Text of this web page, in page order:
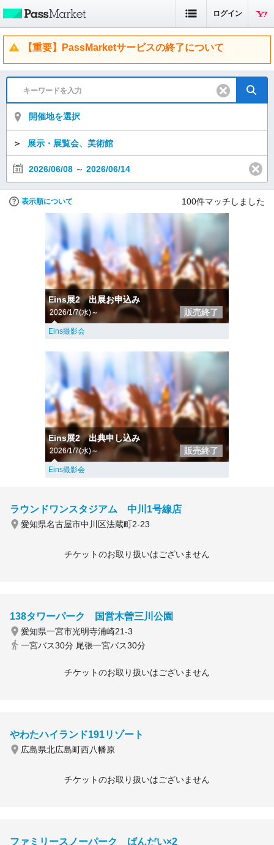
ログイン
【重要】PassMarketサービスの終了について
開催地を選択
＞ 展示・展覧会、美術館
2026/06/08 ～ 2026/06/14
表示順について 100件マッチしました
Eins展2 出展お申込み
2026/1/7(水)～ 販売終了
Eins撮影会
Eins展2 出典申し込み
2026/1/7(水)～ 販売終了
Eins撮影会
ラウンドワンスタジアム 中川1号線店
愛知県名古屋市中川区法蔵町2-23
チケットのお取り扱いはございません
138タワーパーク 国営木曽三川公園
愛知県一宮市光明寺浦崎21-3
一宮バス30分 尾張一宮バス30分
チケットのお取り扱いはございません
やわたハイランド191リゾート
広島県北広島町西八幡原
チケットのお取り扱いはございません
ファミリースノーパーク ばんだい×2